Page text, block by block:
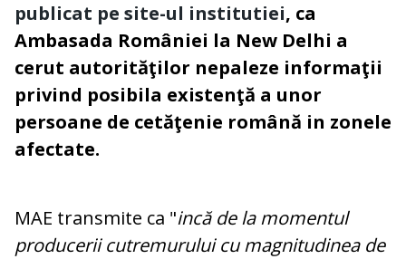
publicat pe site-ul institutiei, ca
Ambasada României la New Delhi a
cerut autorităţilor nepaleze informaţii
privind posibila existenţă a unor
persoane de cetăţenie română in zonele
afectate.
MAE transmite ca "incă de la momentul
producerii cutremurului cu magnitudinea de